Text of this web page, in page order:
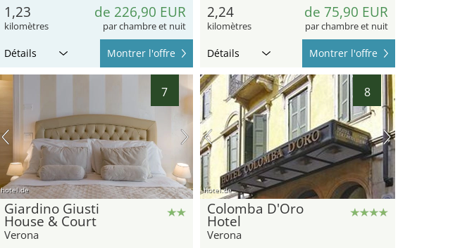
1,23
kilomètres
de 226,90 EUR
par chambre et nuit
Détails Montrer l'offre
2,24
kilomètres
de 75,90 EUR
par chambre et nuit
Détails Montrer l'offre
7
hotel.de
Giardino Giusti
House & Court
Verona
8
hotel.de
Colomba D'Oro
Hotel
Verona